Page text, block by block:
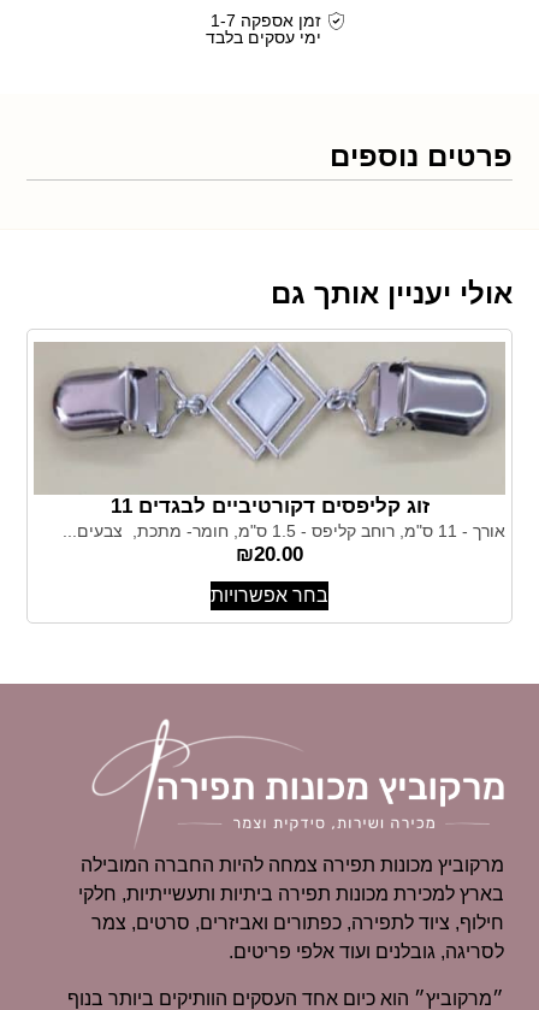
זמן אספקה 1-7
ימי עסקים בלבד
פרטים נוספים
אולי יעניין אותך גם
זוג קליפסים דקורטיביים לבגדים 11
אורך - 11 ס"מ, רוחב קליפס - 1.5 ס"מ, חומר- מתכת, צבעים...
₪20.00
בחר אפשרויות
מרקוביץ מכונות תפירה צמחה להיות החברה המובילה
בארץ למכירת מכונות תפירה ביתיות ותעשייתיות, חלקי
חילוף, ציוד לתפירה, כפתורים ואביזרים, סרטים, צמר
לסריגה, גובלנים ועוד אלפי פריטים.
״מרקוביץ״ הוא כיום אחד העסקים הוותיקים ביותר בנוף